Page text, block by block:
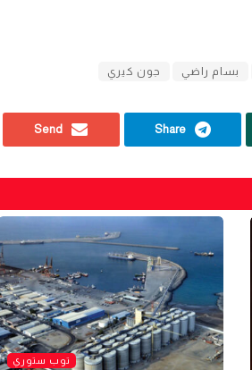
بسام راضي جون كيري
Share
Send
توب ستوري